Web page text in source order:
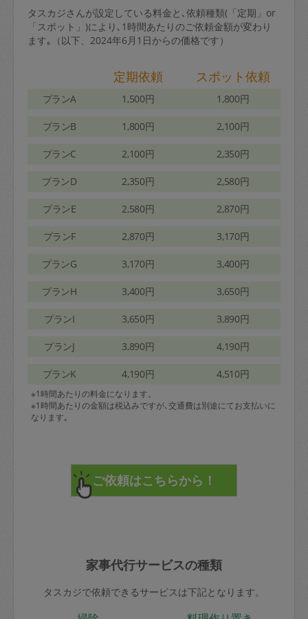
タスカジさんが設定している料金と､依頼種類(「定期」or
「スポット」)により､1時間あたりのご依頼金額が変わり
ます｡（以下、2024年6月1日からの価格です）
定期依頼 スポット依頼
プランA 1,500円 1,800円
プランB 1,800円 2,100円
プランC 2,100円 2,350円
プランD 2,350円 2,580円
プランE 2,580円 2,870円
プランF 2,870円 3,170円
プランG 3,170円 3,400円
プランH 3,400円 3,650円
プランI 3,650円 3,890円
プランJ 3,890円 4,190円
プランK 4,190円 4,510円
※1時間あたりの料金になります。
※1時間あたりの金額は税込みですが､交通費は別途にてお支払いに
なります｡
家事代行サービスの種類
タスカジで依頼できるサービスは下記となります。